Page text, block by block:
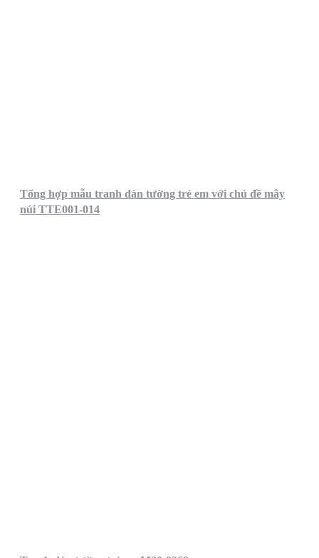
Tổng hợp mẫu tranh dán tường trẻ em với chủ đề mây
núi TTE001-014